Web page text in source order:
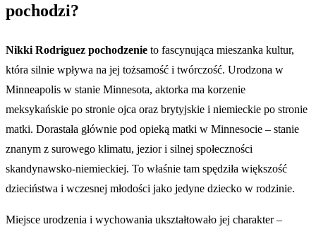
pochodzi?
Nikki Rodriguez pochodzenie to fascynująca mieszanka kultur,
która silnie wpływa na jej tożsamość i twórczość. Urodzona w
Minneapolis w stanie Minnesota, aktorka ma korzenie
meksykańskie po stronie ojca oraz brytyjskie i niemieckie po stronie
matki. Dorastała głównie pod opieką matki w Minnesocie – stanie
znanym z surowego klimatu, jezior i silnej społeczności
skandynawsko-niemieckiej. To właśnie tam spędziła większość
dzieciństwa i wczesnej młodości jako jedyne dziecko w rodzinie.
Miejsce urodzenia i wychowania ukształtowało jej charakter –